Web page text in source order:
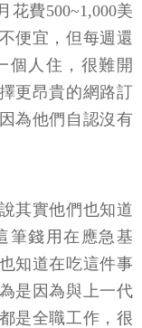
花費500~1,000美
便宜，但每週還
個人住，很難開
更昂貴的網路訂
為他們自認沒有
其實他們也知道
筆錢用在應急基
知道在吃這件事
是因為與上一代
是全職工作，很